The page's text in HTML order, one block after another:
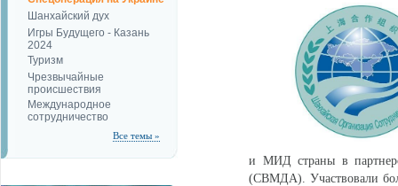
Шанхайский дух
Игры Будущего - Казань
2024
Туризм
Чрезвычайные
происшествия
Международное
сотрудничество
Все темы »
и МИД страны в
(СВМДА). Участвовали